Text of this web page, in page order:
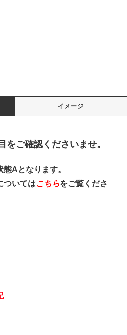
イメージ
をご確認くださいませ。
Aとなります。
ついてはこちらをご覧くださ